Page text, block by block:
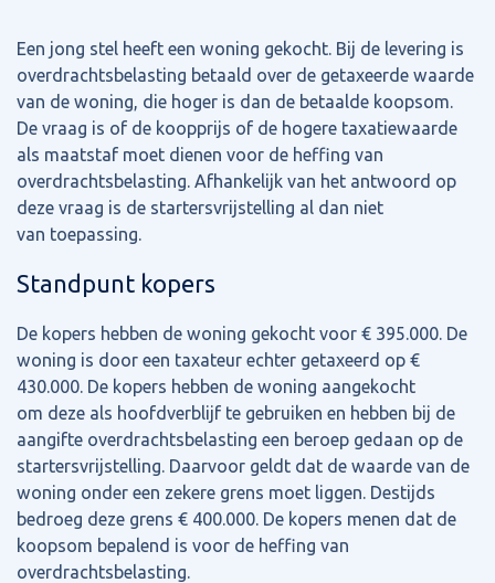
Een jong stel heeft een woning gekocht. Bij de levering is
overdrachtsbelasting betaald over de getaxeerde waarde
van de woning, die hoger is dan de betaalde koopsom.
De vraag is of de koopprijs of de hogere taxatiewaarde
als maatstaf moet dienen voor de heffing van
overdrachtsbelasting. Afhankelijk van het antwoord op
deze vraag is de startersvrijstelling al dan niet
van toepassing.
Standpunt kopers
De kopers hebben de woning gekocht voor € 395.000. De
woning is door een taxateur echter getaxeerd op €
430.000. De kopers hebben de woning aangekocht
om deze als hoofdverblijf te gebruiken en hebben bij de
aangifte overdrachtsbelasting een beroep gedaan op de
startersvrijstelling. Daarvoor geldt dat de waarde van de
woning onder een zekere grens moet liggen. Destijds
bedroeg deze grens € 400.000. De kopers menen dat de
koopsom bepalend is voor de heffing van
overdrachtsbelasting.